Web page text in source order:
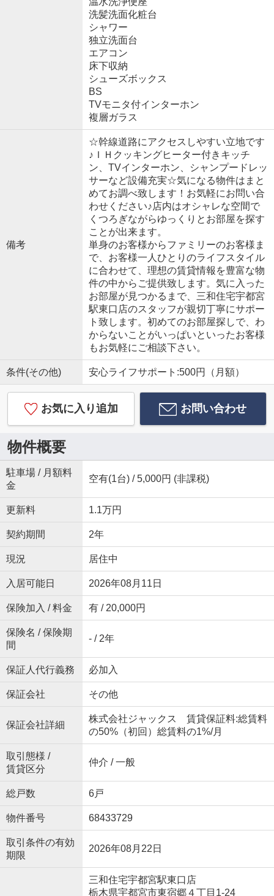
洗髪洗面化粧台
シャワー
独立洗面台
エアコン
床下収納
シューズボックス
BS
TVモニタ付インターホン
複層ガラス
備考
☆幹線道路にアクセスしやすい立地です
♪ＩＨクッキングヒーター付きキッチ
ン、TVインターホン、シャンプードレッ
サーなど設備充実☆気になる物件はまと
めてお調べ致します！お気軽にお問い合
わせください♪店内はオシャレな空間で
くつろぎながらゆっくりとお部屋を探す
ことが出来ます。
単身のお客様からファミリーのお客様ま
で、お客様一人ひとりのライフスタイル
に合わせて、理想の賃貸情報を豊富な物
件の中からご提供致します。気に入った
お部屋が見つかるまで、三和住宅宇都宮
駅東口店のスタッフが親切丁寧にサポー
ト致します。初めてのお部屋探しで、わ
からないことがいっぱいといったお客様
もお気軽にご相談下さい。
条件(その他) 安心ライフサポート:500円（月額）
お気に入り追加 お問い合わせ
物件概要
駐車場 / 月額料
金
空有(1台) / 5,000円 (非課税)
更新料 1.1万円
契約期間 2年
現況 居住中
入居可能日 2026年08月11日
保険加入 / 料金 有 / 20,000円
保険名 / 保険期
間
- / 2年
保証人代行義務 必加入
保証会社 その他
保証会社詳細
株式会社ジャックス 賃貸保証料:総賃料
の50%（初回）総賃料の1%/月
取引態様 /
賃貸区分
仲介 / 一般
総戸数 6戸
物件番号 68433729
取引条件の有効
期限
2026年08月22日
三和住宅宇都宮駅東口店
栃木県宇都宮市東宿郷４丁目1-24